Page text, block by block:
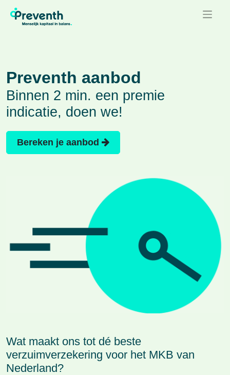
Preventh aanbod
Binnen 2 min. een premie
indicatie, doen we!
Bereken je aanbod
Wat maakt ons tot dé beste
verzuimverzekering voor het MKB van
Nederland?